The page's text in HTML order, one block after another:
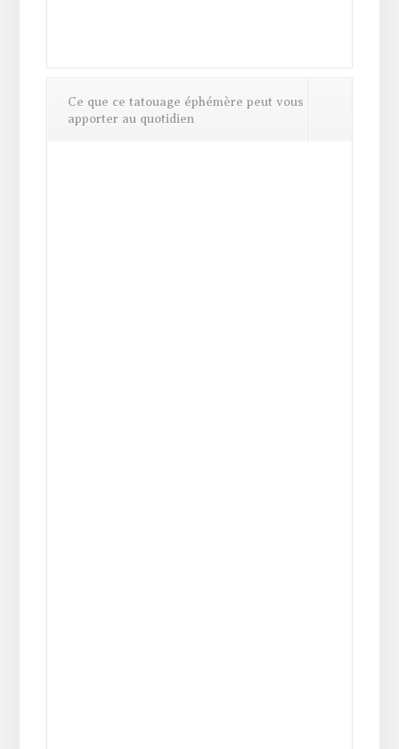
Ce que ce tatouage éphémère peut vous
apporter au quotidien